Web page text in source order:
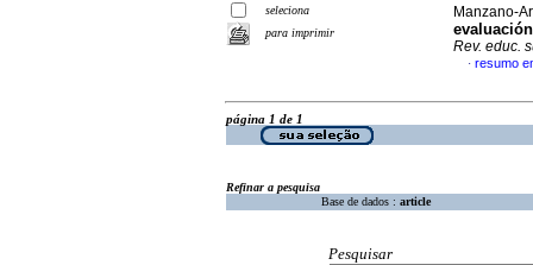
seleciona
para imprimir
Manzano-
Rev. educ.
· resumo
página 1 de 1
Refinar a pesquisa
Base de dados : article
Pesquisar